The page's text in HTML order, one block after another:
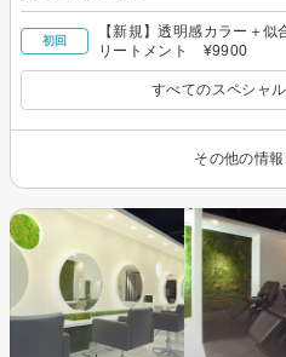
初回
【新規】透明感カラー＋
リートメント ¥9900
すべてのスペシャ
その他の情